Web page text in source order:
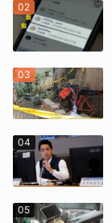
02
03
04
05